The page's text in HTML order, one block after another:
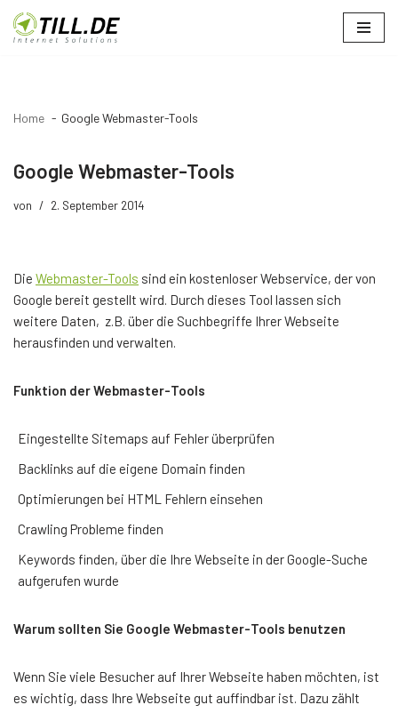
Zum
Home Google Webmaster-Tools
Google Webmaster-Tools
von 2. September 2014
Die Webmaster-Tools sind ein kostenloser Webservice, der von
Google bereit gestellt wird. Durch dieses Tool lassen sich
weitere Daten, z.B. über die Suchbegriffe Ihrer Webseite
herausfinden und verwalten.
Funktion der Webmaster-Tools
Eingestellte Sitemaps auf Fehler überprüfen
Backlinks auf die eigene Domain finden
Optimierungen bei HTML Fehlern einsehen
Crawling Probleme finden
Keywords finden, über die Ihre Webseite in der Google-Suche
aufgerufen wurde
Warum sollten Sie Google Webmaster-Tools benutzen
Wenn Sie viele Besucher auf Ihrer Webseite haben möchten, ist
es wichtig, dass Ihre Webseite gut auffindbar ist. Dazu zählt